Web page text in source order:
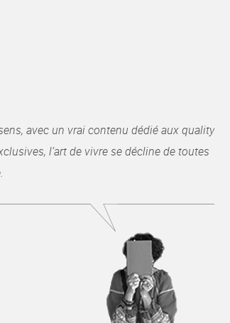
avec un vrai contenu dédié aux quality
l’art de vivre se décline de toutes